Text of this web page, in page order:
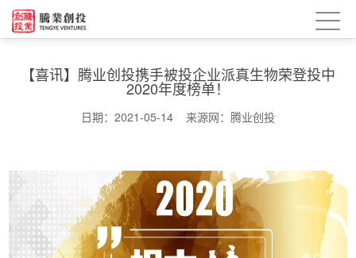
【喜讯】腾业创投携手被投企业派真生物荣登投中
2020年度榜单！
日期：2021-05-14 来源网：腾业创投